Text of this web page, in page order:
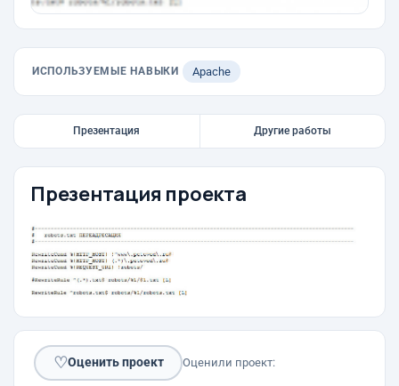
ИСПОЛЬЗУЕМЫЕ НАВЫКИ Apache
Презентация Другие работы
Презентация проекта
♡Оценить проект Оценили проект: